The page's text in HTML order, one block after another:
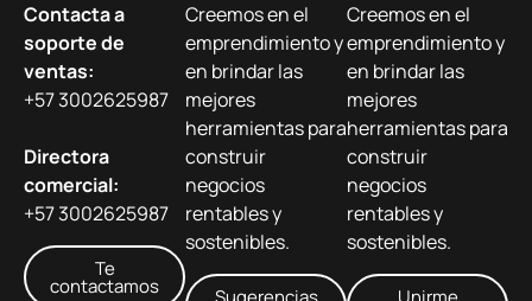
Contacta a
soporte de
ventas:
+57 3002625987
Directora
comercial:
+57 3002625987
Te
contactamos
Creemos en el
emprendimiento y
en brindar las
mejores
herramientas para
construir
negocios
rentables y
sostenibles.
Creemos en el
emprendimiento y
en brindar las
mejores
herramientas para
construir
negocios
rentables y
sostenibles.